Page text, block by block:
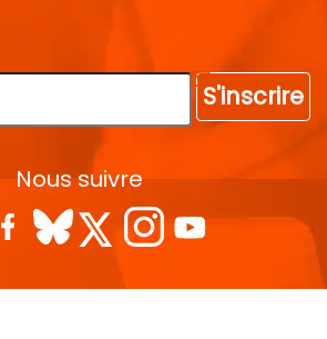
S'inscrire
Nous suivre